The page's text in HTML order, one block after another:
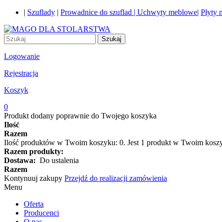
| Szuflady | Prowadnice do szuflad | Uchwyty meblowe| Płyty
Szukaj
Logowanie
Rejestracja
Koszyk
0
Produkt dodany poprawnie do Twojego koszyka
Ilość
Razem
Ilość produktów w Twoim koszyku: 0. Jest 1 produkt w Twoim
Razem produkty:
Dostawa: Do ustalenia
Razem
Kontynuuj zakupy Przejdź do realizacji zamówienia
Menu
Oferta
Producenci